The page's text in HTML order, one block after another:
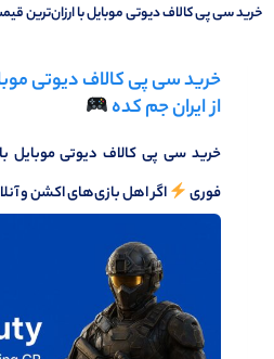
خرید سی‌ پی کالاف دیوتی موبایل با ارزان‌ترین
خرید سی‌ پی کالاف دیوتی
از ایران جم کده
خرید سی‌ پی کالاف دیوتی موبایل
فوری
اگر اهل بازی‌های اکشن و